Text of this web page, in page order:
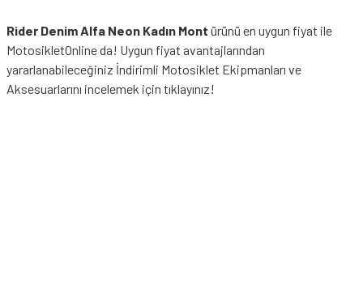
Rider Denim Alfa Neon Kadın Mont ürünü en uygun fiyat ile
MotosikletOnline da! Uygun fiyat avantajlarından
yararlanabileceğiniz İndirimli Motosiklet Ekipmanları ve
Aksesuarlarını incelemek için tıklayınız!